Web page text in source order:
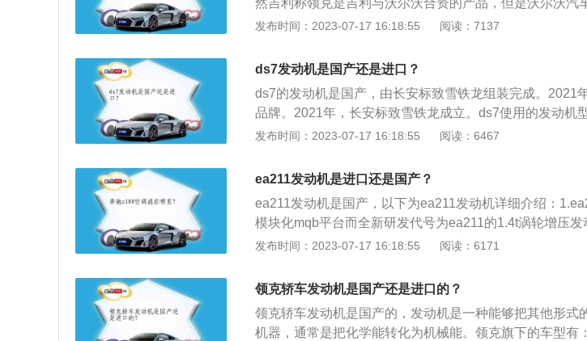
损。；定期使用水箱清洗剂清洗水箱。除去其中的锈迹和
然吉利称领克是吉利与沃尔沃合资的产品，但是沃尔沃汽
品。2、从技术上讲：领克则有一定的合资车血统，比如说
机，沃尔沃V40等车型也在使用。3、沃尔沃汽车属于中国
是中国人所有的产业，也就是说沃尔沃汽车现在是中国品
史。
发布时间：2023-07-17 16:18:55 阅读：7137
ds7发动机是国产还是进口？
ds7的发动机是国产，由长安标致雪铁龙组装完成。2021
品牌。2021年，长安标致雪铁龙成立。ds7使用的发动机
180匹，最大功率为133KW，最大功率转速为5500rpm，
发动机应根据进排气系统的附加装置和使用条件选用SD--
动机则要根据机械负荷选用CB--CD级柴油机油，选用标
定要求为准；定期更换机油及滤芯。任何质量等级的润滑
会发生变化。到一定里程之后，性能恶化，会给发动机带
故障的发生，应结合使用条件定期换油，并使油量适中；
滤芯时，会胀破滤芯或打开安全阀，从旁通阀通过，仍把
使发动机磨损，内部的污染加剧；定期清洗曲轴箱。发动
室内的高压未燃烧气体、酸、水份、硫和氮的氧化物经过
发布时间：2023-07-17 16:18:55 阅读：6467
ea211发动机是进口还是国产？
ea211发动机是国产，以下为ea211发动机详细介绍：
模块化mqb平台而全新研发代号为ea211的1.4t涡轮增压
机是指配备涡轮增压器发动机，利用发动机排出废气惯性
气缸。扩展资料发动机的保养方法：1、使用质量合格的机
却液。3、定期清理水箱水垢。4、定期给发动机除积碳。
气滤清器、机油滤清器、汽油滤清器。6、检查火花塞是
发布时间：2023-07-17 16:18:55 阅读：6171
领克轿车发动机是国产还是进口的？
领克轿车发动机是国产的，发动机是一种能够把其他形式
机器，通常是把化学能转化为机械能。领克旗下的车型有